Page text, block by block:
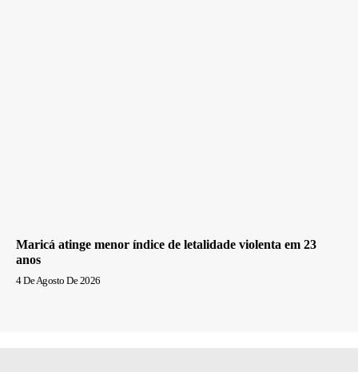
Maricá atinge menor índice de letalidade violenta em 23
anos
4 De Agosto De 2026